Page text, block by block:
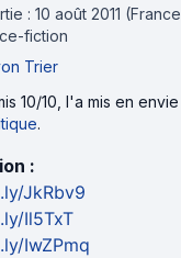
: 10 août 2011
fiction
Trier
10/10, l'a mis en
.
:
JkRbv9
Il5TxT
IwZPmq